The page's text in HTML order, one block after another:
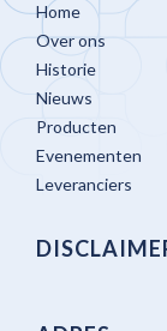
Home
Over ons
Historie
Nieuws
Producten
Evenementen
Leveranciers